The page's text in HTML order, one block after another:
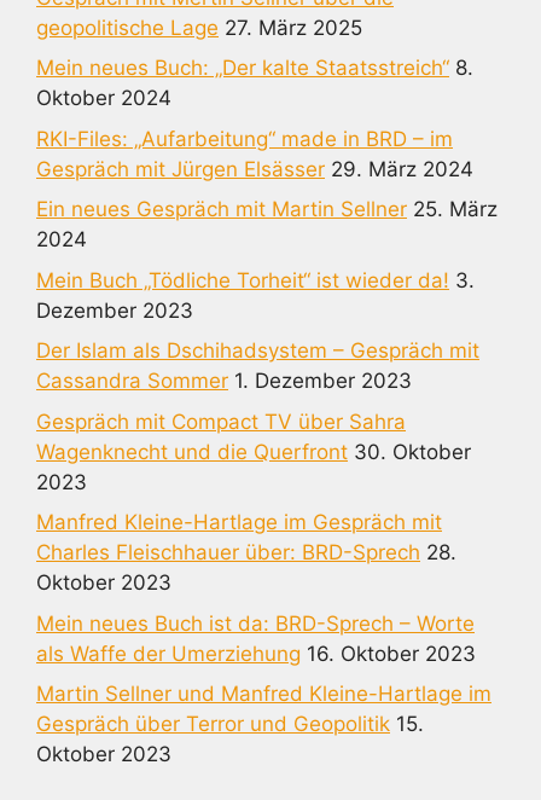
geopolitische Lage 27. März 2025
Mein neues Buch: „Der kalte Staatsstreich“ 8.
Oktober 2024
RKI-Files: „Aufarbeitung“ made in BRD – im
Gespräch mit Jürgen Elsässer 29. März 2024
Ein neues Gespräch mit Martin Sellner 25. März
2024
Mein Buch „Tödliche Torheit“ ist wieder da! 3.
Dezember 2023
Der Islam als Dschihadsystem – Gespräch mit
Cassandra Sommer 1. Dezember 2023
Gespräch mit Compact TV über Sahra
Wagenknecht und die Querfront 30. Oktober
2023
Manfred Kleine-Hartlage im Gespräch mit
Charles Fleischhauer über: BRD-Sprech 28.
Oktober 2023
Mein neues Buch ist da: BRD-Sprech – Worte
als Waffe der Umerziehung 16. Oktober 2023
Martin Sellner und Manfred Kleine-Hartlage im
Gespräch über Terror und Geopolitik 15.
Oktober 2023